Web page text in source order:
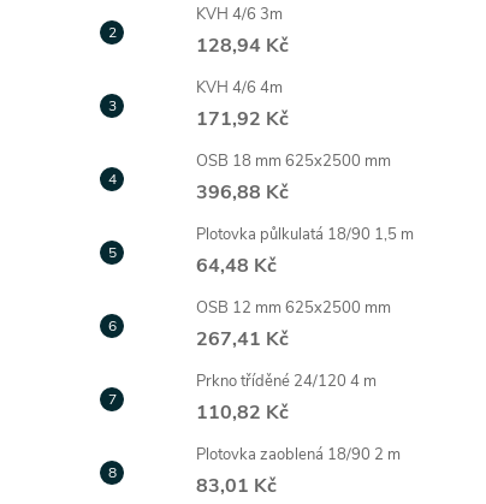
KVH 4/6 3m
128,94 Kč
KVH 4/6 4m
171,92 Kč
OSB 18 mm 625x2500 mm
396,88 Kč
Plotovka půlkulatá 18/90 1,5 m
64,48 Kč
OSB 12 mm 625x2500 mm
267,41 Kč
Prkno tříděné 24/120 4 m
110,82 Kč
Plotovka zaoblená 18/90 2 m
83,01 Kč